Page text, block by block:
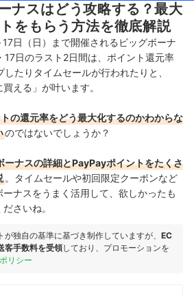
ナスはどう攻略する？最大
をもらう方法を徹底解説
日（日）まで開催されるビッグボーナ
17日のラスト2日間は、ポイント還元率
たりタイムセールが行われたりと、
える」が叶います。
の還元率をどう最大化するのかわからな
のではないでしょうか？
ーナスの詳細とPayPayポイントをたくさ
。タイムセールや初回限定クーポンなど
ナスをうまく活用して、欲しかったも
さいね。
独自の基準に基づき制作していますが、 EC
客手数料を受領しており、プロモーションを
リシー